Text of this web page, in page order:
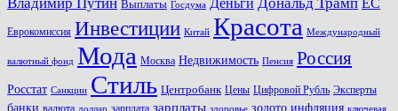
Выплаты Госдума
Еврокомиссия Инвестиции Китай Красота Международный
валютный фонд Мода Москва Недвижимость Пенсия Россия
Росстат Санкции Стиль Центробанк Цены Цифровой Рубль Эксперты
банки валюта доллар зарплата зарплаты здоровье золото инфляция ключевая